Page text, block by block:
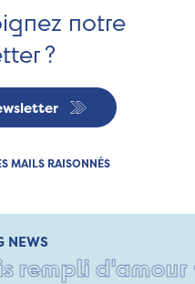
notre
?
MAILS RAISONNÉS
NEWS
d'amour •